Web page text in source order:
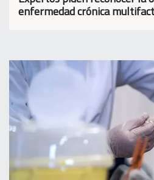
enfermedad crónica